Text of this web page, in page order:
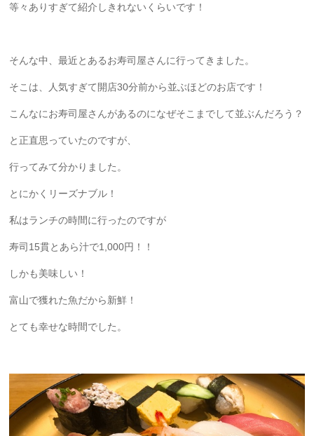
等々ありすぎて紹介しきれないくらいです！
そんな中、最近とあるお寿司屋さんに行ってきました。
そこは、人気すぎて開店30分前から並ぶほどのお店です！
こんなにお寿司屋さんがあるのになぜそこまでして並ぶんだろう？
と正直思っていたのですが、
行ってみて分かりました。
とにかくリーズナブル！
私はランチの時間に行ったのですが
寿司15貫とあら汁で1,000円！！
しかも美味しい！
富山で獲れた魚だから新鮮！
とても幸せな時間でした。